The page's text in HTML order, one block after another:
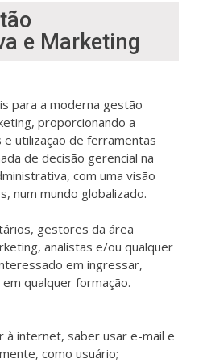
e Marketing
para a moderna gestão
proporcionando a
utilização de ferramentas
de decisão gerencial na
com uma visão
num mundo globalizado.
gestores da área
analistas e/ou qualquer
em ingressar,
qualquer formação.
à internet, saber usar e-mail e
como usuário;